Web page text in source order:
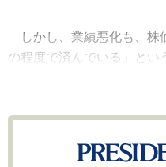
しかし、業績悪化も、株
の程度で済んでいる」とい